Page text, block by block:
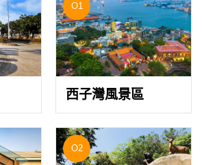
O1
西子灣風景區
O2